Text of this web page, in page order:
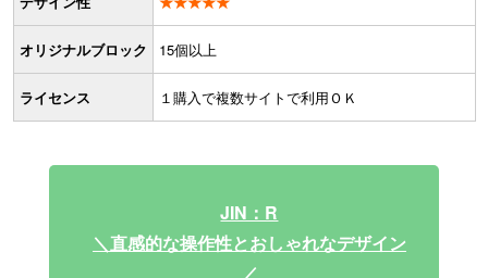
オリジナルブロック 15個以上
ライセンス １購入で複数サイトで利用ＯＫ
JIN：R
＼直感的な操作性とおしゃれなデザイン